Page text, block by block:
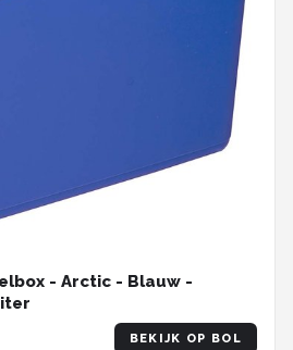
- Arctic - Blauw -
BEKIJK OP BOL